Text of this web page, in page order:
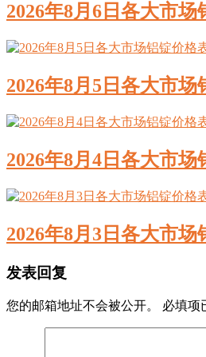
2026年8月6日各大市场
2026年8月5日各大市场
2026年8月4日各大市场
2026年8月3日各大市场
发表回复
您的邮箱地址不会被公开。 必填项